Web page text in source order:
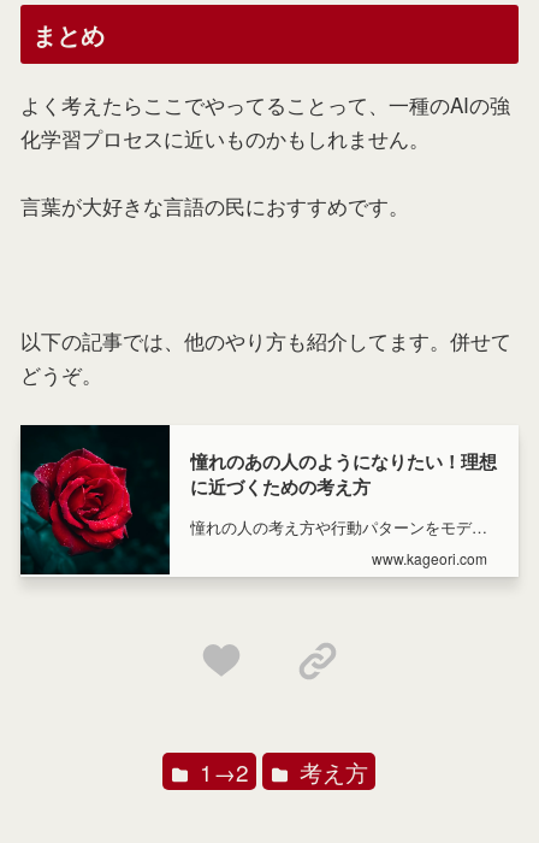
まとめ
よく考えたらここでやってることって、一種のAIの強
化学習プロセスに近いものかもしれません。
言葉が大好きな言語の民におすすめです。
以下の記事では、他のやり方も紹介してます。併せて
どうぞ。
憧れのあの人のようになりたい！理想
に近づくための考え方
憧れの人の考え方や行動パターンをモデリ
ングして、自分の生き方を変えるコツをま
とめました。
www.kageori.com
1→2 考え方